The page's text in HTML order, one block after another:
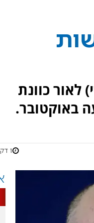
לאור כוונת
באוקטובר.
1 דקות